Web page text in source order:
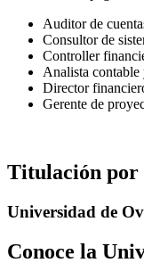
Auditor de
Consultor de
Controller
Analista
Director
Gerente de
Titulación por
Universidad de
Conoce la